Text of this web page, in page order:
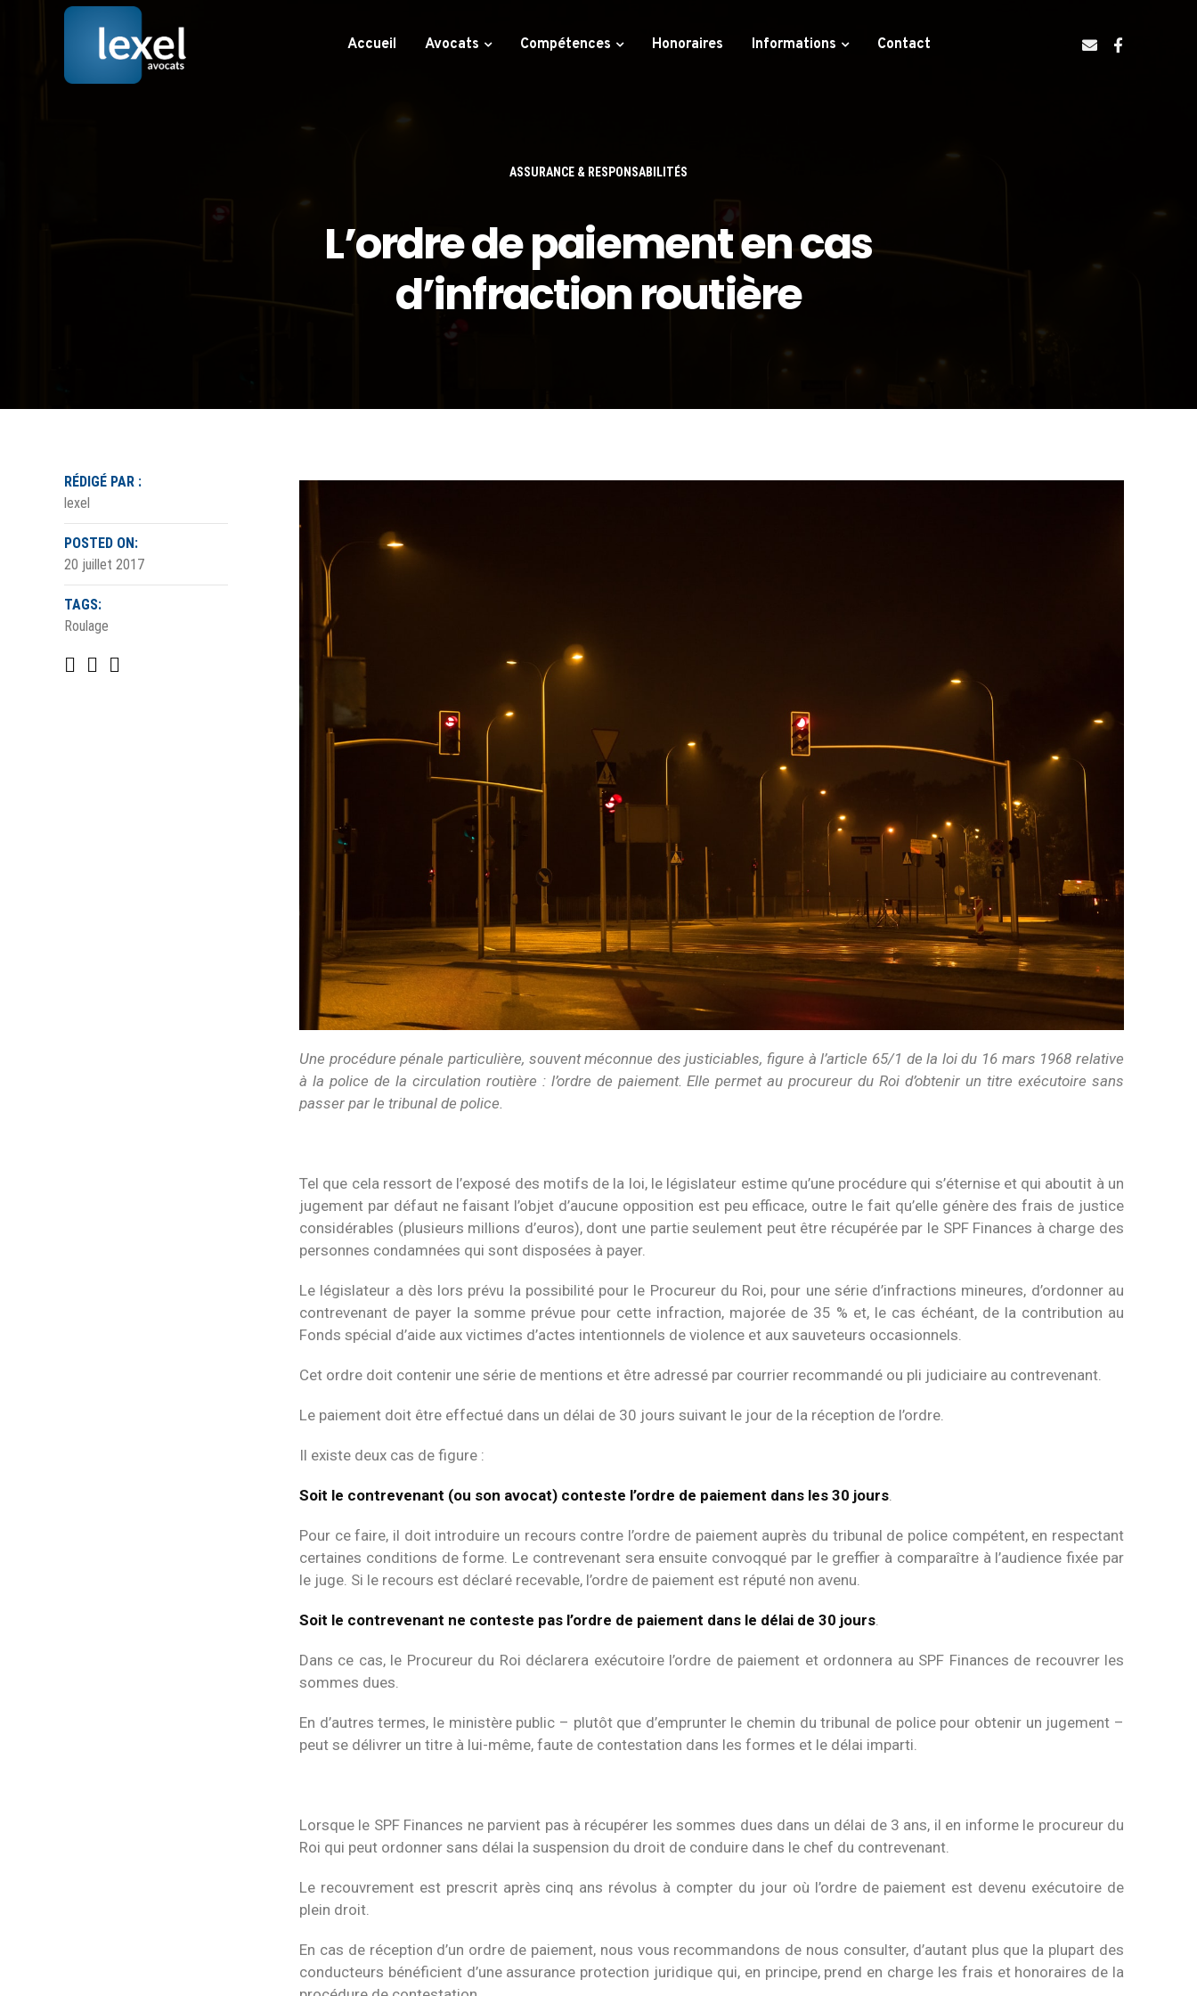
Accueil Avocats Compétences Honoraires Informations Contact
ASSURANCE & RESPONSABILITÉS
L’ordre de paiement en cas
d’infraction routière
Une procédure pénale particulière, souvent méconnue des justiciables, figure à l’article 65/1 de la loi du 16 mars 1968 relative
à la police de la circulation routière : l’ordre de paiement. Elle permet au procureur du Roi d’obtenir un titre exécutoire sans
passer par le tribunal de police.
Tel que cela ressort de l’exposé des motifs de la loi, le législateur estime qu’une procédure qui s’éternise et qui aboutit à un
jugement par défaut ne faisant l’objet d’aucune opposition est peu efficace, outre le fait qu’elle génère des frais de justice
considérables (plusieurs millions d’euros), dont une partie seulement peut être récupérée par le SPF Finances à charge des
personnes condamnées qui sont disposées à payer.
Le législateur a dès lors prévu la possibilité pour le Procureur du Roi, pour une série d’infractions mineures, d’ordonner au
contrevenant de payer la somme prévue pour cette infraction, majorée de 35 % et, le cas échéant, de la contribution au
Fonds spécial d’aide aux victimes d’actes intentionnels de violence et aux sauveteurs occasionnels.
Cet ordre doit contenir une série de mentions et être adressé par courrier recommandé ou pli judiciaire au contrevenant.
Le paiement doit être effectué dans un délai de 30 jours suivant le jour de la réception de l’ordre.
Il existe deux cas de figure :
Soit le contrevenant (ou son avocat) conteste l’ordre de paiement dans les 30 jours.
Pour ce faire, il doit introduire un recours contre l’ordre de paiement auprès du tribunal de police compétent, en respectant
certaines conditions de forme. Le contrevenant sera ensuite convoqqué par le greffier à comparaître à l’audience fixée par
le juge. Si le recours est déclaré recevable, l’ordre de paiement est réputé non avenu.
Soit le contrevenant ne conteste pas l’ordre de paiement dans le délai de 30 jours.
Dans ce cas, le Procureur du Roi déclarera exécutoire l’ordre de paiement et ordonnera au SPF Finances de recouvrer les
sommes dues.
En d’autres termes, le ministère public – plutôt que d’emprunter le chemin du tribunal de police pour obtenir un jugement –
peut se délivrer un titre à lui-même, faute de contestation dans les formes et le délai imparti.
Lorsque le SPF Finances ne parvient pas à récupérer les sommes dues dans un délai de 3 ans, il en informe le procureur du
Roi qui peut ordonner sans délai la suspension du droit de conduire dans le chef du contrevenant.
Le recouvrement est prescrit après cinq ans révolus à compter du jour où l’ordre de paiement est devenu exécutoire de
plein droit.
En cas de réception d’un ordre de paiement, nous vous recommandons de nous consulter, d’autant plus que la plupart des
conducteurs bénéficient d’une assurance protection juridique qui, en principe, prend en charge les frais et honoraires de la
RÉDIGÉ PAR :
lexel
POSTED ON:
20 juillet 2017
TAGS:
Roulage